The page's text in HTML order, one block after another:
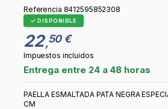
Referencia 8412595852308
DISPONIBLE
22,50 €
Impuestos incluidos
Entrega entre 24 a 48 horas
PAELLA ESMALTADA PATA NEGRA
CM